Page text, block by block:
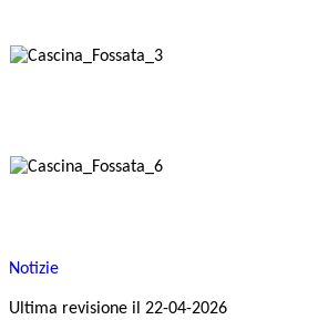
Notizie
Ultima revisione il 22-04-2026